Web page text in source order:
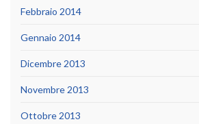
Febbraio 2014
Gennaio 2014
Dicembre 2013
Novembre 2013
Ottobre 2013